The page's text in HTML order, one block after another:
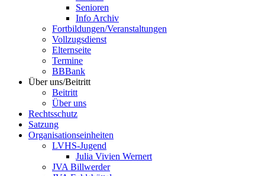
Senioren
Info Archiv
Fortbildungen/Veranstaltungen
Vollzugsdienst
Elternseite
Termine
BBBank
Über uns/Beitritt
Beitritt
Über uns
Rechtsschutz
Satzung
Organisationseinheiten
LVHS-Jugend
Julia Vivien Wernert
JVA Billwerder